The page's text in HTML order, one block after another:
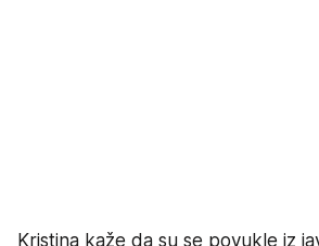
Kristina kaže da su se povukle iz